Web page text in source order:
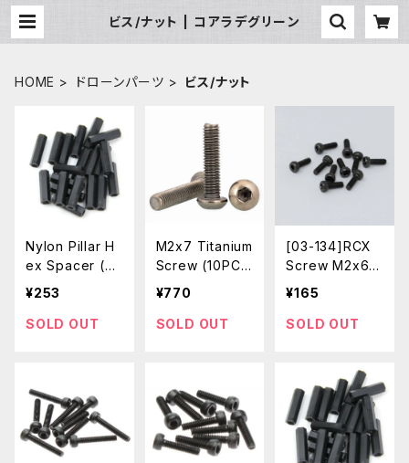
ビス/ナット | コアラデグリーン
HOME ドローンパーツ ビス/ナット
Nylon Pillar H
ex Spacer (D
ouble Flat He
2x18mm / 20p
¥253
SOLD OUT
M2x7 Titanium
Screw (10PC
S)
¥770
SOLD OUT
[03-134]RCX
Screw M2x6
(10pcs / Sock
y Steel / Class
¥165
SOLD OUT